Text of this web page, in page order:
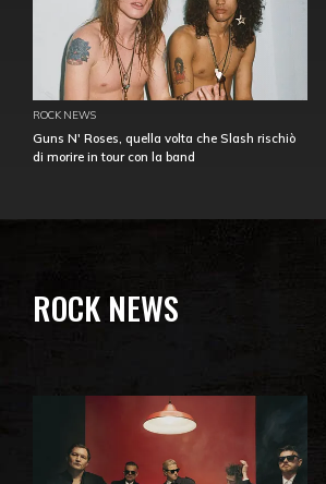
ROCK NEWS
Guns N' Roses, quella volta che Slash rischiò
di morire in tour con la band
ROCK NEWS